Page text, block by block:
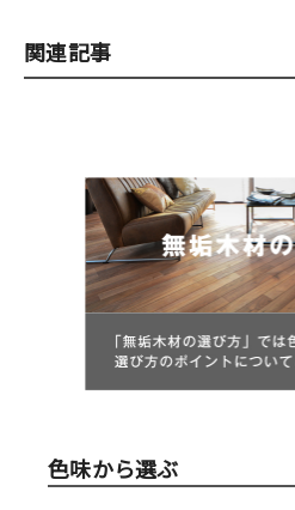
関連記事
色味から選ぶ